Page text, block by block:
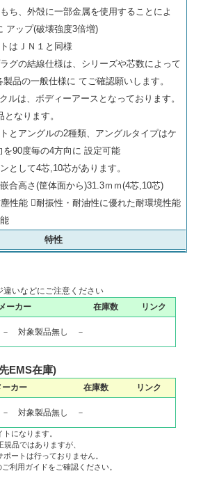
ち、外殻に一部金属を使用することによ
アップ(破壊強度3倍増)
はＪＮ１と同様
グの結線仕様は、シリーズや芯数によって
品の一般仕様に てご確認願いします。
ルは、ボディーアースとなっております。
なります。
とアングルの2種類、アングルタイプはケ
を90度毎の4方向に 設定可能
として4芯,10芯があります。
合高さ(筐体面から)31.3ｍｍ(4芯,10芯)
性能 耐振性・耐油性に優れた耐環境性能
特性
いなどにご注意ください
ーカー
在庫数 リンク
－ 対象製品無し －
EMS在庫)
ーカー 在庫数 リンク
－ 対象製品無し －
になります。
品ではありますが、
ートは行っておりません。
利用ガイドをご確認ください。